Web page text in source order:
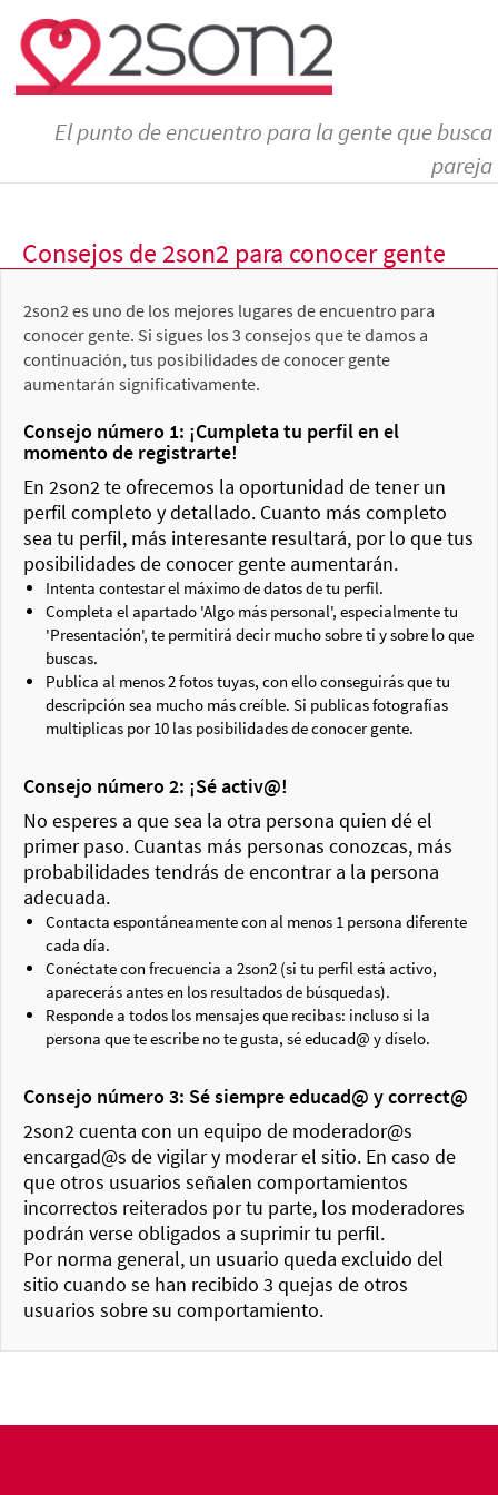
El punto de encuentro para la gente que busca
pareja
Consejos de 2son2 para conocer gente
2son2 es uno de los mejores lugares de encuentro para
conocer gente. Si sigues los 3 consejos que te damos a
continuación, tus posibilidades de conocer gente
aumentarán significativamente.
Consejo número 1: ¡Cumpleta tu perfil en el
momento de registrarte!
En 2son2 te ofrecemos la oportunidad de tener un
perfil completo y detallado. Cuanto más completo
sea tu perfil, más interesante resultará, por lo que tus
posibilidades de conocer gente aumentarán.
Intenta contestar el máximo de datos de tu perfil.
Completa el apartado 'Algo más personal', especialmente tu
'Presentación', te permitirá decir mucho sobre ti y sobre lo que
buscas.
Publica al menos 2 fotos tuyas, con ello conseguirás que tu
descripción sea mucho más creíble. Si publicas fotografías
multiplicas por 10 las posibilidades de conocer gente.
Consejo número 2: ¡Sé activ@!
No esperes a que sea la otra persona quien dé el
primer paso. Cuantas más personas conozcas, más
probabilidades tendrás de encontrar a la persona
adecuada.
Contacta espontáneamente con al menos 1 persona diferente
cada día.
Conéctate con frecuencia a 2son2 (si tu perfil está activo,
aparecerás antes en los resultados de búsquedas).
Responde a todos los mensajes que recibas: incluso si la
persona que te escribe no te gusta, sé educad@ y díselo.
Consejo número 3: Sé siempre educad@ y correct@
2son2 cuenta con un equipo de moderador@s
encargad@s de vigilar y moderar el sitio. En caso de
que otros usuarios señalen comportamientos
incorrectos reiterados por tu parte, los moderadores
podrán verse obligados a suprimir tu perfil.
Por norma general, un usuario queda excluido del
sitio cuando se han recibido 3 quejas de otros
usuarios sobre su comportamiento.